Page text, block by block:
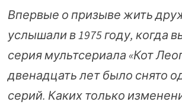
Впервые о призыве жить
услышали в 1975 году, когда
серия мультсериала «Кот
двенадцать лет было снято
серий. Каких только